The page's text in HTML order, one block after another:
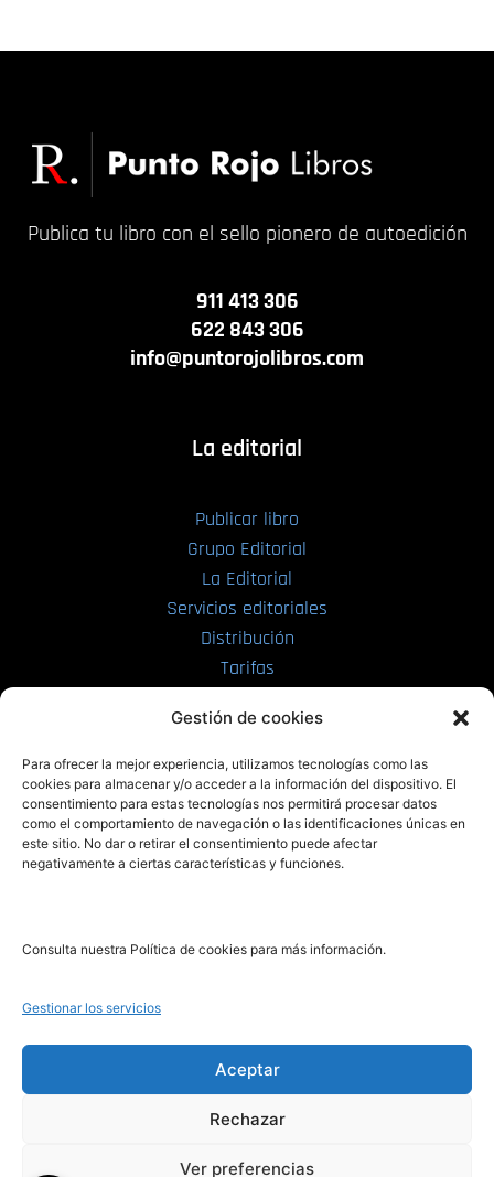
Gestión de cookies
Para ofrecer la mejor experiencia, utilizamos tecnologías como las
cookies para almacenar y/o acceder a la información del dispositivo. El
consentimiento para estas tecnologías nos permitirá procesar datos
como el comportamiento de navegación o las identificaciones únicas en
este sitio. No dar o retirar el consentimiento puede afectar
negativamente a ciertas características y funciones.
Consulta nuestra Política de cookies para más información.
Gestionar los servicios
Aceptar
Rechazar
Ver preferencias
Publica tu libro con el sello pionero de autoedición
911 413 306
622 843 306
info@puntorojolibros.com
La editorial
Publicar libro
Grupo Editorial
La Editorial
Servicios editoriales
Distribución
Tarifas
PRL | Films
PRL | Play
PRL | LAB
Noticias
Legal
Aviso Legal
Política de Cookies